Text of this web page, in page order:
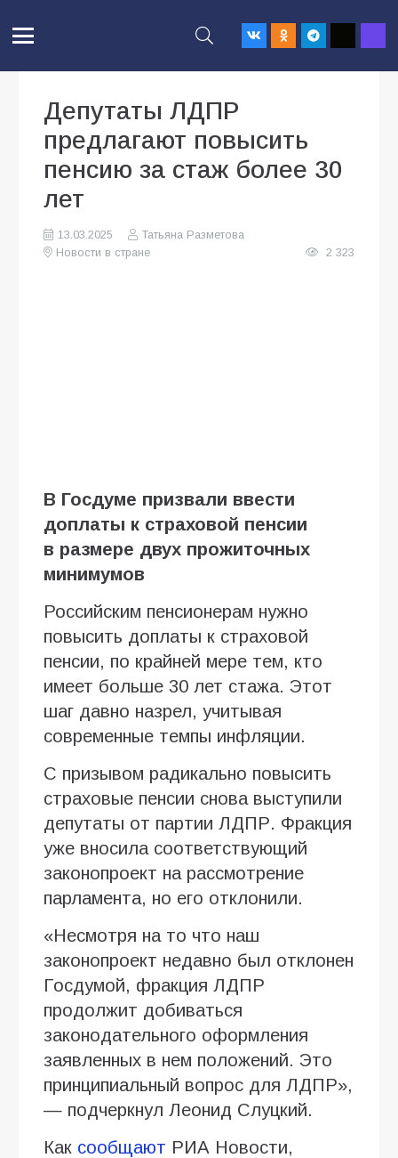
Депутаты ЛДПР
предлагают повысить
пенсию за стаж более 30
лет
13.03.2025
Татьяна Разметова
Новости в стране
2 323
В Госдуме призвали ввести
доплаты к страховой пенсии
в размере двух прожиточных
минимумов
Российским пенсионерам нужно
повысить доплаты к страховой
пенсии, по крайней мере тем, кто
имеет больше 30 лет стажа. Этот
шаг давно назрел, учитывая
современные темпы инфляции.
С призывом радикально повысить
страховые пенсии снова выступили
депутаты от партии ЛДПР. Фракция
уже вносила соответствующий
законопроект на рассмотрение
парламента, но его отклонили.
«Несмотря на то что наш
законопроект недавно был отклонен
Госдумой, фракция ЛДПР
продолжит добиваться
законодательного оформления
заявленных в нем положений. Это
принципиальный вопрос для ЛДПР»,
— подчеркнул Леонид Слуцкий.
Как сообщают РИА Новости,